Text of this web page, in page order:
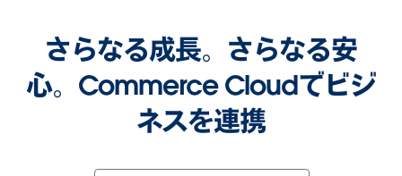
さらなる成長。さらなる安
心。Commerce Cloudでビジ
ネスを連携